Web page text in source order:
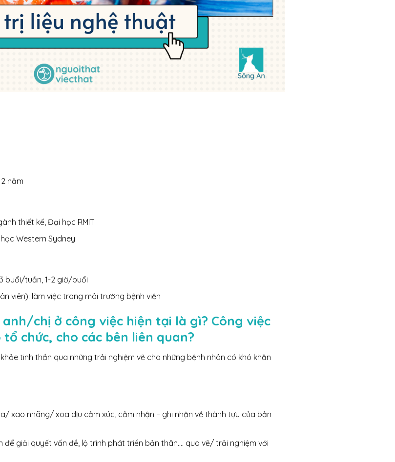
năm
thiết kế, Đại học RMIT
Western Sydney
buổi/tuần, 1-2 giờ/buổi
viên): làm việc trong môi trường bệnh viện
chị ở công việc hiện tại là gì? Công việc
chức, cho các bên liên quan?
tinh thần qua những trải nghiệm vẽ cho những bệnh nhân có khó khăn
xao nhãng/ xoa dịu cảm xúc, cảm nhận – ghi nhận về thành tựu của bản
để giải quyết vấn đề, lộ trình phát triển bản thân…. qua vẽ/ trải nghiệm với